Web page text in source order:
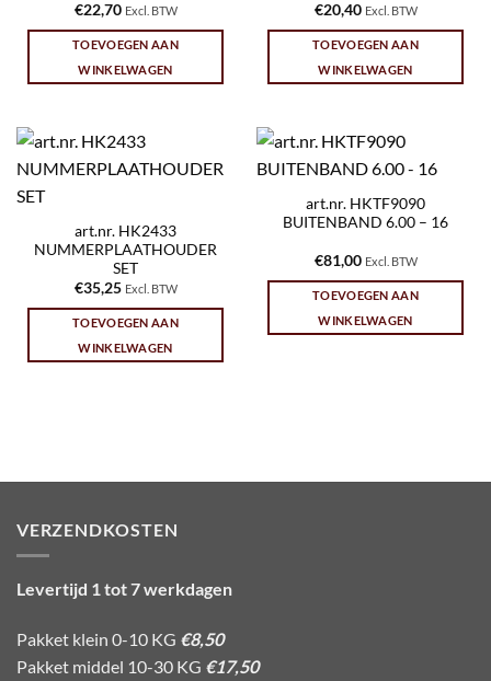
€22,70 Excl. BTW
TOEVOEGEN AAN
WINKELWAGEN
€20,40 Excl. BTW
TOEVOEGEN AAN
WINKELWAGEN
art.nr. HK2433
NUMMERPLAATHOUDER
SET
€35,25 Excl. BTW
TOEVOEGEN AAN
WINKELWAGEN
art.nr. HKTF9090
BUITENBAND 6.00 – 16
€81,00 Excl. BTW
TOEVOEGEN AAN
WINKELWAGEN
VERZENDKOSTEN
Levertijd 1 tot 7 werkdagen
Pakket klein 0-10 KG €8,50
Pakket middel 10-30 KG €17,50